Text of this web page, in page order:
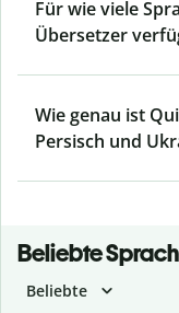
Für wie viele
Übersetzer
Wie genau ist
Persisch und
Beliebte
Beliebte